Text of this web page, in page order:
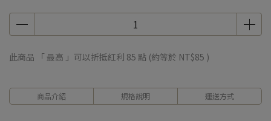
此商品 「 最高 」可以折抵紅利 85 點 (約等於 NT$85 )
商品介紹 規格說明 運送方式